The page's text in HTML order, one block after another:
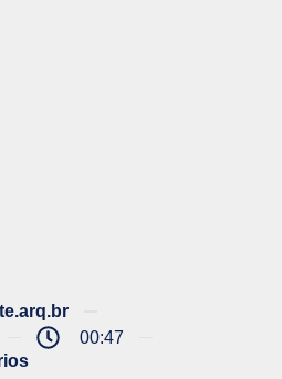
00:47